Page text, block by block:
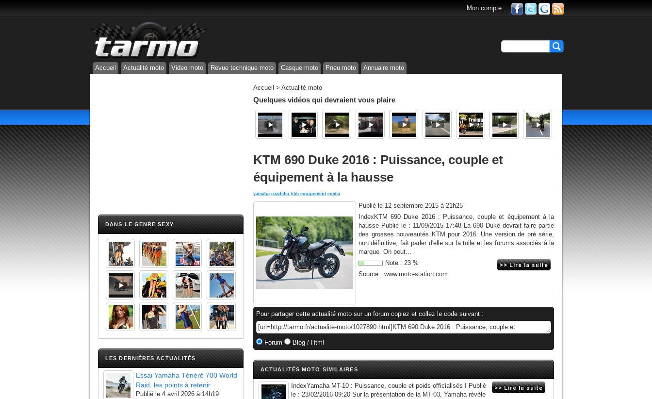
Mon compte
Accueil Actualité moto Video moto Revue technique moto Casque moto Pneu moto Annuaire moto
DANS LE GENRE SEXY
LES DERNIÈRES ACTUALITÉS
Essai Yamaha Ténéré 700 World
Raid, les points à retenir
Publié le 4 avril 2026 à 14h19
Accueil > Actualité moto
Quelques vidéos qui devraient vous plaire
KTM 690 Duke 2016 : Puissance, couple et
équipement à la hausse
yamaha roadster ktm equipement eicma
Publié le 12 septembre 2015 à 21h25
IndexKTM 690 Duke 2016 : Puissance, couple et équipement à la
hausse Publié le : 11/09/2015 17:48 La 690 Duke devrait faire partie
des grosses nouveautés KTM pour 2016. Une version de pré série,
non définitive, fait parler d'elle sur la toile et les forums associés à la
marque. On peut...
Note : 23 %
Source : www.moto-station.com
Pour partager cette actualité moto sur un forum copiez et collez le code suivant :
Forum Blog / Html
ACTUALITÉS MOTO SIMILAIRES
IndexYamaha MT-10 : Puissance, couple et poids officialisés ! Publié
le : 23/02/2016 09:20 Sur la présentation de la MT-03, Yamaha révèle